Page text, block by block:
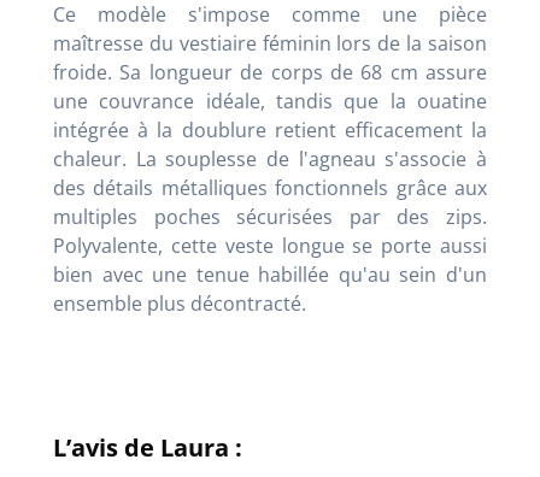
Ce modèle s'impose comme une pièce
maîtresse du vestiaire féminin lors de la saison
froide. Sa longueur de corps de 68 cm assure
une couvrance idéale, tandis que la ouatine
intégrée à la doublure retient efficacement la
chaleur. La souplesse de l'agneau s'associe à
des détails métalliques fonctionnels grâce aux
multiples poches sécurisées par des zips.
Polyvalente, cette veste longue se porte aussi
bien avec une tenue habillée qu'au sein d'un
ensemble plus décontracté.
L’avis de Laura :